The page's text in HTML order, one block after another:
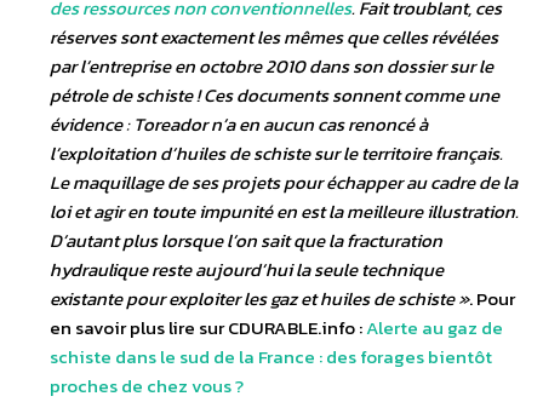
des ressources non conventionnelles. Fait troublant, ces
réserves sont exactement les mêmes que celles révélées
par l’entreprise en octobre 2010 dans son dossier sur le
pétrole de schiste ! Ces documents sonnent comme une
évidence : Toreador n’a en aucun cas renoncé à
l’exploitation d’huiles de schiste sur le territoire français.
Le maquillage de ses projets pour échapper au cadre de la
loi et agir en toute impunité en est la meilleure illustration.
D’autant plus lorsque l’on sait que la fracturation
hydraulique reste aujourd’hui la seule technique
existante pour exploiter les gaz et huiles de schiste ». Pour
en savoir plus lire sur CDURABLE.info :Alerte au gaz de
schiste dans le sud de la France : des forages bientôt
proches de chez vous ?